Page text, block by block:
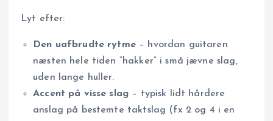
Lyt efter:
Den uafbrudte rytme– hvordan guitaren
næsten hele tiden “hakker” i små jævne slag,
uden lange huller.
Accent på visse slag – typisk lidt hårdere
anslag på bestemte taktslag (fx 2 og 4 i en